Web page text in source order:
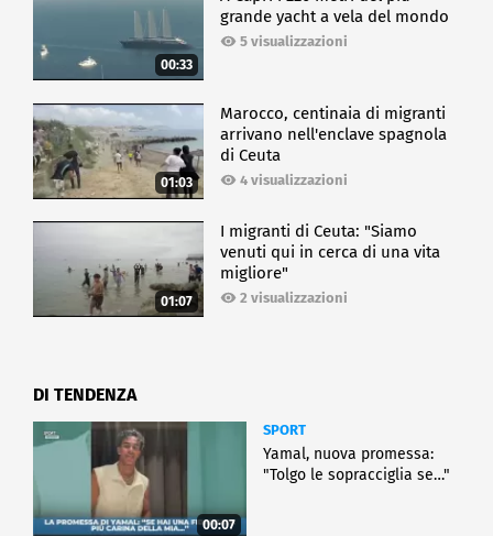
00:33
grande yacht a vela del mondo
5 visualizzazioni
01:03
Marocco, centinaia di migranti
arrivano nell'enclave spagnola
di Ceuta
4 visualizzazioni
01:07
I migranti di Ceuta: "Siamo
venuti qui in cerca di una vita
migliore"
2 visualizzazioni
DI TENDENZA
00:07
SPORT
Yamal, nuova promessa:
"Tolgo le sopracciglia se…"